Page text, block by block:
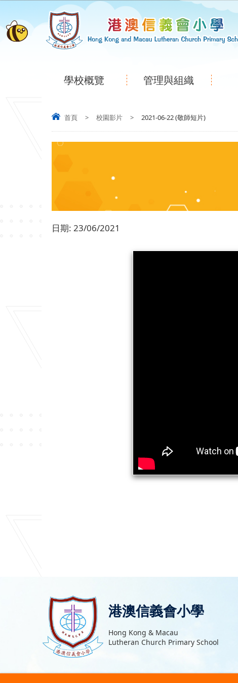
學校概覽 管理與組織
首頁 > 校園影片 > 2021-06-22 (敬師短片)
日期: 23/06/2021
港澳信義會小學
Hong Kong & Macau
Lutheran Church Primary School